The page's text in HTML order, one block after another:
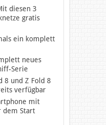
diesen 3
gratis
ein komplett
neues
Serie
8 und Z Fold 8
verfügbar
mit
dem Start